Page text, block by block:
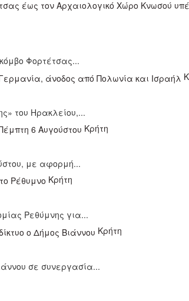
Φορτέτσας...
του Ηρακλείου,...
Κρήτη
με αφορμή...
Κρήτη
Ρεθύμνης για...
Κρήτη
σε συνεργασία...